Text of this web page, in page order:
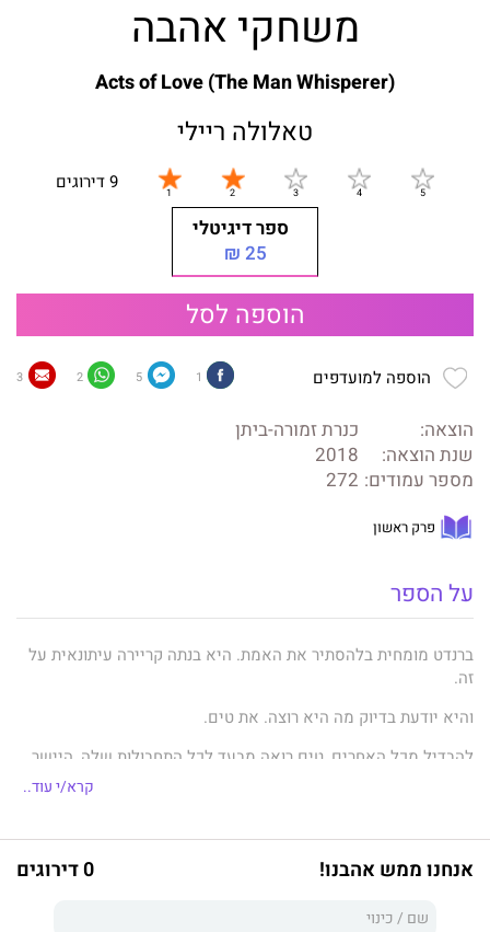
משחקי אהבה
Acts of Love (The Man Whisperer)
טאלולה ריילי
9 דירוגים
ספר דיגיטלי
25 ₪
הוספה לסל
הוספה למועדפים 1
5
2
3
הוצאה:
כנרת זמורה-ביתן
שנת הוצאה:
2018
מספר עמודים: 272
פרק ראשון
על הספר
ברנדט מומחית בלהסתיר את האמת. היא בנתה קריירה עיתונאית על
זה.
והיא יודעת בדיוק מה היא רוצה. את טים.
להבדיל מכל האחרים, טים רואה מבעד לכל התחבולות שלה, היישר
בחילה, הוא עדיין לא עונד טבעת על אצבעו.
כשאליזבת מתחילה להתערב בחיי האהבה של ברנדט ולשדך לה את
קרא/י עוד..
אנחנו ממש אהבנו! 0 דירוגים